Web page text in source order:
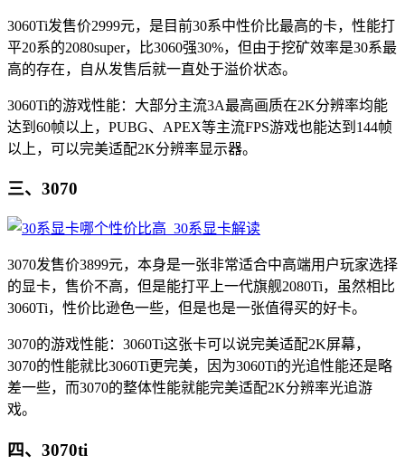
3060Ti发售价2999元，是目前30系中性价比最高的卡，性能打
平20系的2080super，比3060强30%，但由于挖矿效率是30系最
高的存在，自从发售后就一直处于溢价状态。
3060Ti的游戏性能：大部分主流3A最高画质在2K分辨率均能
达到60帧以上，PUBG、APEX等主流FPS游戏也能达到144帧
以上，可以完美适配2K分辨率显示器。
三、3070
3070发售价3899元，本身是一张非常适合中高端用户玩家选择
的显卡，售价不高，但是能打平上一代旗舰2080Ti，虽然相比
3060Ti，性价比逊色一些，但是也是一张值得买的好卡。
3070的游戏性能：3060Ti这张卡可以说完美适配2K屏幕，
3070的性能就比3060Ti更完美，因为3060Ti的光追性能还是略
差一些，而3070的整体性能就能完美适配2K分辨率光追游
戏。
四、3070ti